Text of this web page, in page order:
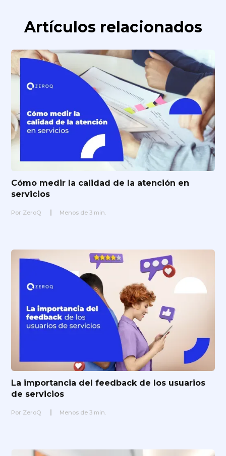
Artículos relacionados
Cómo medir la calidad de la atención en
servicios
Por ZeroQ Menos de 3 min.
La importancia del feedback de los usuarios
de servicios
Por ZeroQ Menos de 3 min.